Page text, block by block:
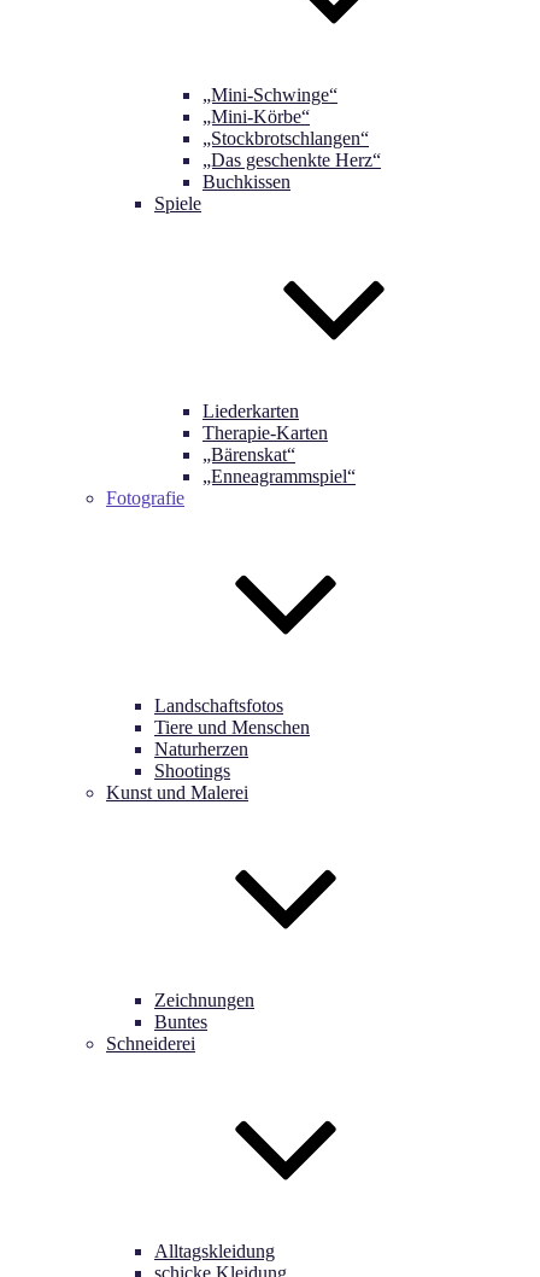
„Mini-Schwinge“
„Mini-Körbe“
„Stockbrotschlangen“
„Das geschenkte Herz“
Buchkissen
Spiele
Liederkarten
Therapie-Karten
„Bärenskat“
„Enneagrammspiel“
Fotografie
Landschaftsfotos
Tiere und Menschen
Naturherzen
Shootings
Kunst und Malerei
Zeichnungen
Buntes
Schneiderei
Alltagskleidung
schicke Kleidung